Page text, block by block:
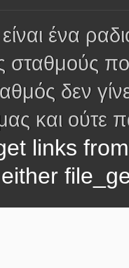
ένα
σταθμούς
δεν
και ούτε
links